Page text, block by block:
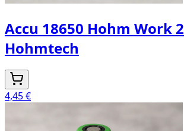
Accu 18650 Hohm Work 2
Hohmtech
4,45 €